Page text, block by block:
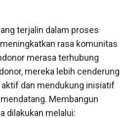
terjalin dalam proses
rasa komunitas
merasa terhubung
mereka lebih cenderung
dan mendukung inisiatif
Membangun
dilakukan melalui: